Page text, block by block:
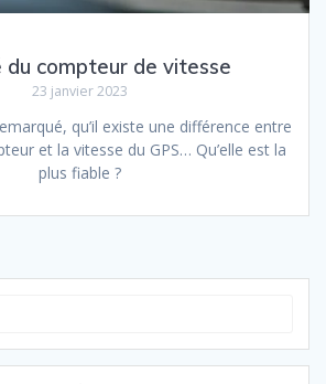
du compteur de vitesse
23 janvier 2023
qu’il existe une différence entre
et la vitesse du GPS… Qu’elle est la
plus fiable ?